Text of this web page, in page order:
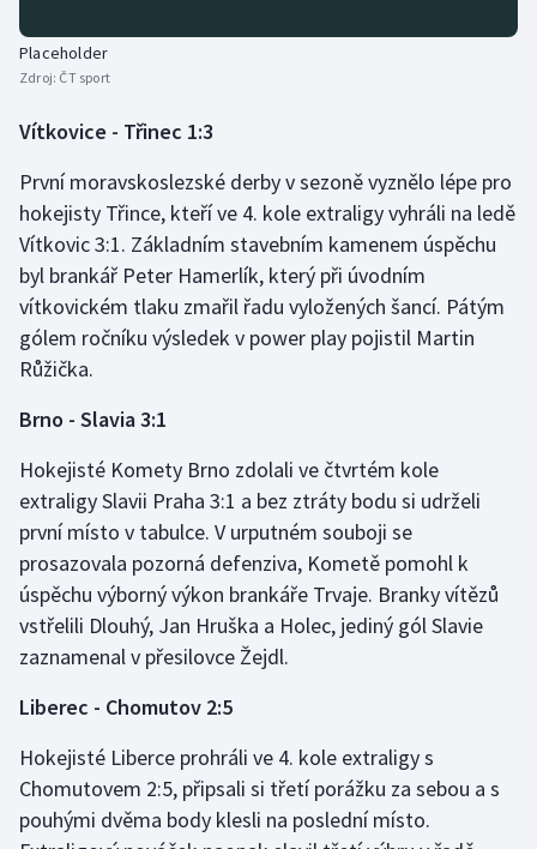
Ragby
Short track
Sportovní střelba
Stolní tenis
Vodní slalom
Volejbal
Ostatní
Placeholder
Zdroj: ČT sport
Vítkovice - Třinec 1:3
První moravskoslezské derby v sezoně vyznělo lépe pro
hokejisty Třince, kteří ve 4. kole extraligy vyhráli na ledě
Vítkovic 3:1. Základním stavebním kamenem úspěchu
byl brankář Peter Hamerlík, který při úvodním
vítkovickém tlaku zmařil řadu vyložených šancí. Pátým
gólem ročníku výsledek v power play pojistil Martin
Růžička.
Brno - Slavia 3:1
Hokejisté Komety Brno zdolali ve čtvrtém kole
extraligy Slavii Praha 3:1 a bez ztráty bodu si udrželi
první místo v tabulce. V urputném souboji se
prosazovala pozorná defenziva, Kometě pomohl k
úspěchu výborný výkon brankáře Trvaje. Branky vítězů
vstřelili Dlouhý, Jan Hruška a Holec, jediný gól Slavie
zaznamenal v přesilovce Žejdl.
Liberec - Chomutov 2:5
Hokejisté Liberce prohráli ve 4. kole extraligy s
Chomutovem 2:5, připsali si třetí porážku za sebou a s
pouhými dvěma body klesli na poslední místo.